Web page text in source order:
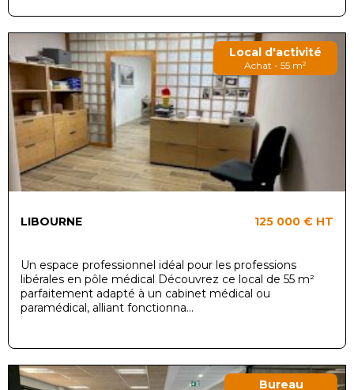
Local d'activité
Achat - 55 m²
LIBOURNE 125 000 € HT
Un espace professionnel idéal pour les professions
libérales en pôle médical Découvrez ce local de 55 m²
parfaitement adapté à un cabinet médical ou
paramédical, alliant fonctionna...
Bureau